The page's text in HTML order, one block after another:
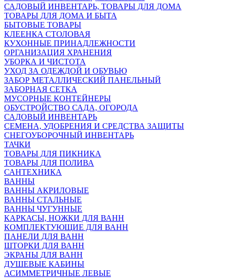
САДОВЫЙ ИНВЕНТАРЬ, ТОВАРЫ ДЛЯ ДОМА
ТОВАРЫ ДЛЯ ДОМА И БЫТА
БЫТОВЫЕ ТОВАРЫ
КЛЕЕНКА СТОЛОВАЯ
КУХОННЫЕ ПРИНАДЛЕЖНОСТИ
ОРГАНИЗАЦИЯ ХРАНЕНИЯ
УБОРКА И ЧИСТОТА
УХОД ЗА ОДЕЖДОЙ И ОБУВЬЮ
ЗАБОР МЕТАЛЛИЧЕСКИЙ ПАНЕЛЬНЫЙ
ЗАБОРНАЯ СЕТКА
МУСОРНЫЕ КОНТЕЙНЕРЫ
ОБУСТРОЙСТВО САДА, ОГОРОДА
САДОВЫЙ ИНВЕНТАРЬ
СЕМЕНА, УДОБРЕНИЯ И СРЕДСТВА ЗАЩИТЫ
СНЕГОУБОРОЧНЫЙ ИНВЕНТАРЬ
ТАЧКИ
ТОВАРЫ ДЛЯ ПИКНИКА
ТОВАРЫ ДЛЯ ПОЛИВА
САНТЕХНИКА
ВАННЫ
ВАННЫ АКРИЛОВЫЕ
ВАННЫ СТАЛЬНЫЕ
ВАННЫ ЧУГУННЫЕ
КАРКАСЫ, НОЖКИ ДЛЯ ВАНН
КОМПЛЕКТУЮЩИЕ ДЛЯ ВАНН
ПАНЕЛИ ДЛЯ ВАНН
ШТОРКИ ДЛЯ ВАНН
ЭКРАНЫ ДЛЯ ВАНН
ДУШЕВЫЕ КАБИНЫ
АСИММЕТРИЧНЫЕ ЛЕВЫЕ